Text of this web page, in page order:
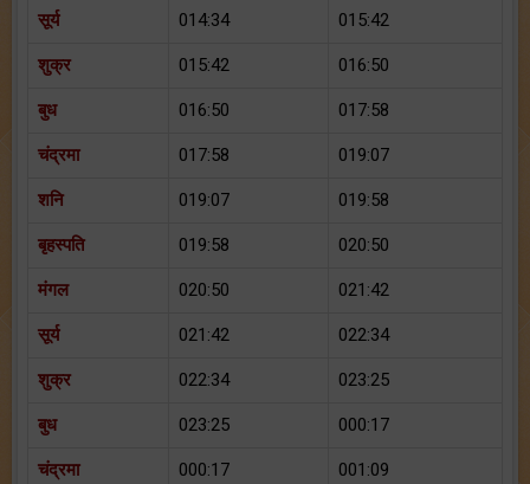
सूर्य 014:34 015:42
शुक्र 015:42 016:50
बुध 016:50 017:58
चंद्रमा 017:58 019:07
शनि 019:07 019:58
बृहस्पति 019:58 020:50
मंगल 020:50 021:42
सूर्य 021:42 022:34
शुक्र 022:34 023:25
बुध 023:25 000:17
चंद्रमा 000:17 001:09